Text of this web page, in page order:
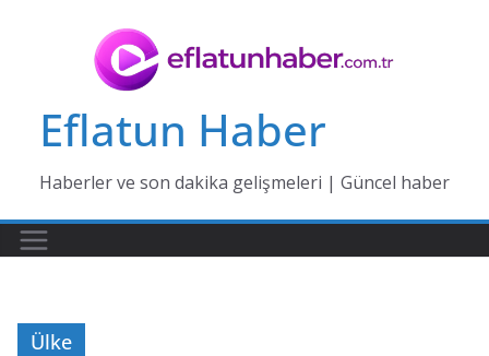
Eflatun Haber
Haberler ve son dakika gelişmeleri | Güncel haber
Ülke